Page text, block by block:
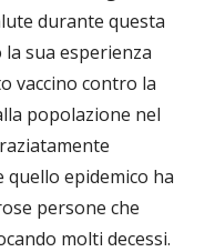
durante questa
sua esperienza
vaccino contro la
popolazione nel
quello epidemico ha
persone che
molti decessi.